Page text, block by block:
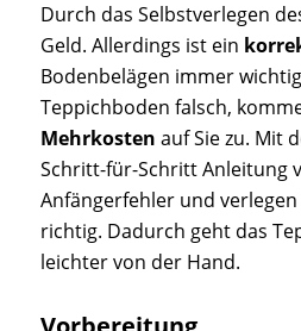
Durch das Selbstverlegen
Geld. Allerdings ist ein
Bodenbelägen immer
Teppichboden falsch,
Mehrkosten auf Sie zu. Mit
Schritt-für-Schritt Anleitung
Anfängerfehler und
richtig. Dadurch geht das
leichter von der Hand.